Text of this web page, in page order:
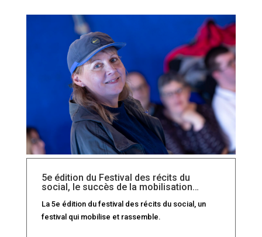
5e édition du Festival des récits du
social, le succès de la mobilisation…
La 5e édition du festival des récits du social, un
festival qui mobilise et rassemble.